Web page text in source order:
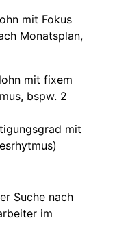
mit Fokus
Monatsplan,
mit fixem
bspw. 2
mit
Suche nach
im